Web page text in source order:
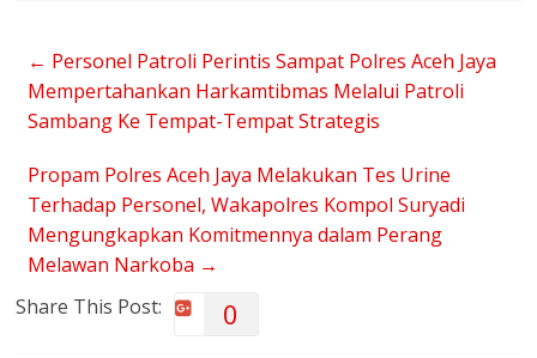
← Personel Patroli Perintis Sampat Polres Aceh Jaya
Mempertahankan Harkamtibmas Melalui Patroli
Sambang Ke Tempat-Tempat Strategis
Propam Polres Aceh Jaya Melakukan Tes Urine
Terhadap Personel, Wakapolres Kompol Suryadi
Mengungkapkan Komitmennya dalam Perang
Melawan Narkoba →
Share This Post:
0